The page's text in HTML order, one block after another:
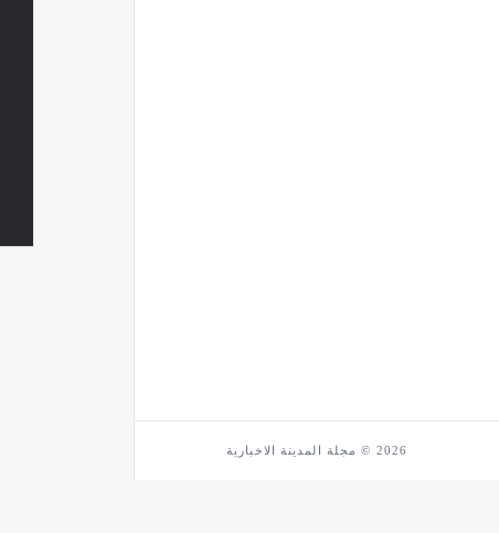
2026 © مجلة المدينة الاخبارية